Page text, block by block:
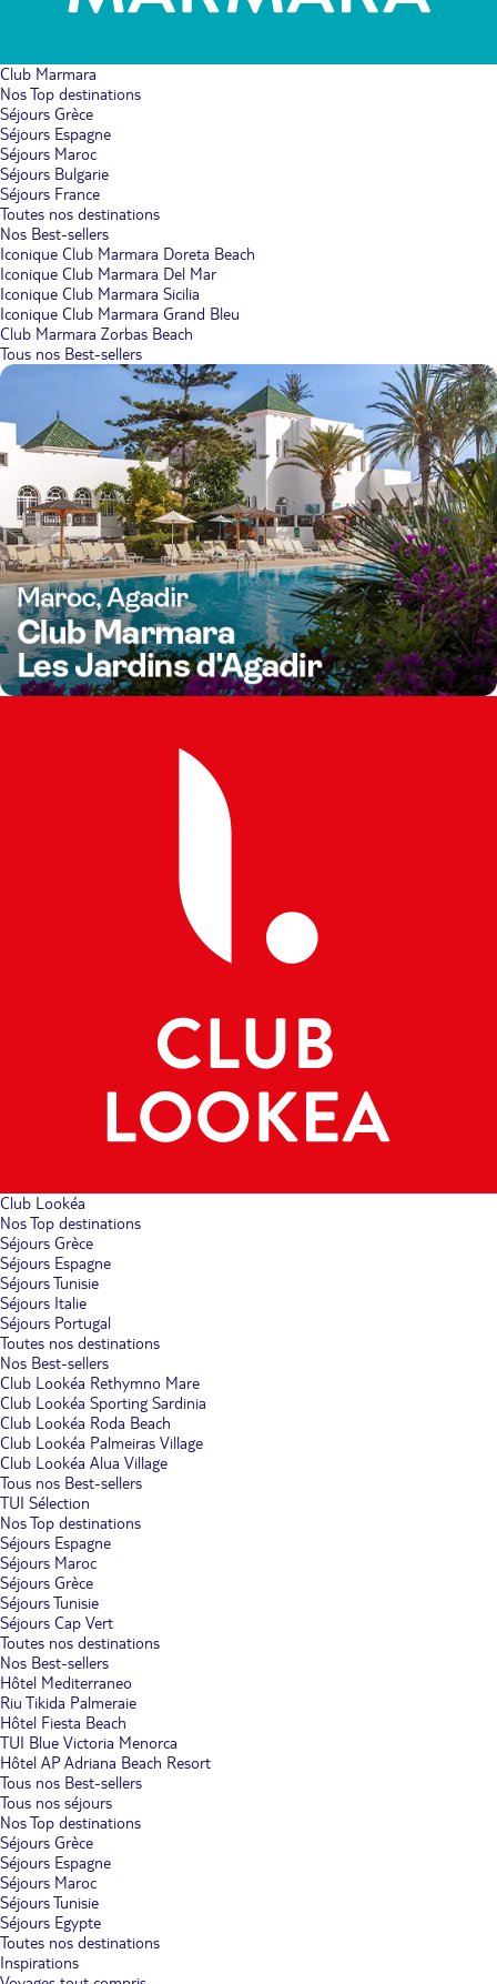
Club Marmara
Nos Top destinations
Séjours Grèce
Séjours Espagne
Séjours Maroc
Séjours Bulgarie
Séjours France
Toutes nos destinations
Nos Best-sellers
Iconique Club Marmara Doreta Beach
Iconique Club Marmara Del Mar
Iconique Club Marmara Sicilia
Iconique Club Marmara Grand Bleu
Club Marmara Zorbas Beach
Tous nos Best-sellers
Club Lookéa
Nos Top destinations
Séjours Grèce
Séjours Espagne
Séjours Tunisie
Séjours Italie
Séjours Portugal
Toutes nos destinations
Nos Best-sellers
Club Lookéa Rethymno Mare
Club Lookéa Sporting Sardinia
Club Lookéa Roda Beach
Club Lookéa Palmeiras Village
Club Lookéa Alua Village
Tous nos Best-sellers
TUI Sélection
Nos Top destinations
Séjours Espagne
Séjours Maroc
Séjours Grèce
Séjours Tunisie
Séjours Cap Vert
Toutes nos destinations
Nos Best-sellers
Hôtel Mediterraneo
Riu Tikida Palmeraie
Hôtel Fiesta Beach
TUI Blue Victoria Menorca
Hôtel AP Adriana Beach Resort
Tous nos Best-sellers
Tous nos séjours
Nos Top destinations
Séjours Grèce
Séjours Espagne
Séjours Maroc
Séjours Tunisie
Séjours Egypte
Toutes nos destinations
Inspirations